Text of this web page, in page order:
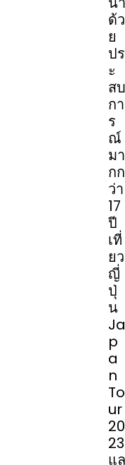
ด้ว
ย
ปร
ะ
สบ
กา
ร
ณ์
มา
กก
ว่า
17
ปี
เที่
ยว
ญี่
ปุ่
น
Ja
p
a
n
To
ur
20
23
แล